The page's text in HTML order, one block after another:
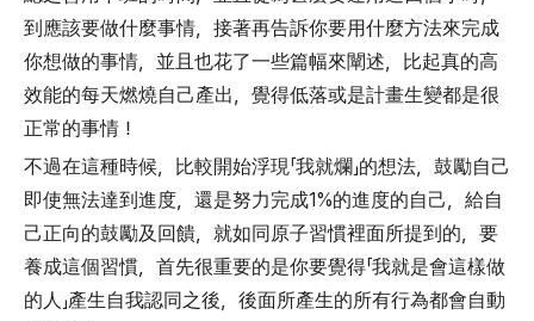
到應該要做什麼事情，接著再告訴你要用什麼方法來完成
你想做的事情，並且也花了一些篇幅來闡述，比起真的高
效能的每天燃燒自己產出，覺得低落或是計畫生變都是很
正常的事情！
不過在這種時候，比較開始浮現「我就爛」的想法，鼓勵自己
即使無法達到進度，還是努力完成1%的進度的自己，給自
己正向的鼓勵及回饋，就如同原子習慣裡面所提到的，要
養成這個習慣，首先很重要的是你要覺得「我就是會這樣做
的人」產生自我認同之後，後面所產生的所有行為都會自動